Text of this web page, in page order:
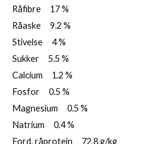
Råfibre 17 %
Råaske 9.2 %
Stivelse 4 %
Sukker 5.5 %
Calcium 1.2 %
Fosfor 0.5 %
Magnesium 0.5 %
Natrium 0.4 %
Ford. råprotein 72,8 g/kg